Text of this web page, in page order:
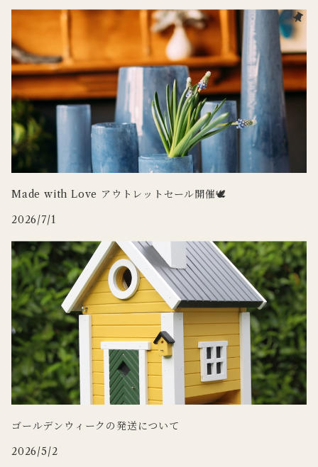
Henry Dean
３RD CERAMICS
iittala
CARRON
OFFICINA NATURALIS
ルームシューズ
tronco
カードホルダー
ラグ
その他インテリア
WILDLIFE GARDEN
tronco
Doing
DOING GOODS
DUTCH DELUXES
OFFICINA NATURALIS
Uyuni Lighting
Zafferano
フラワーベース
Made with Love アウトレットセール開催🕊
2026/7/1
ゴールデンウィークの発送について
2026/5/2